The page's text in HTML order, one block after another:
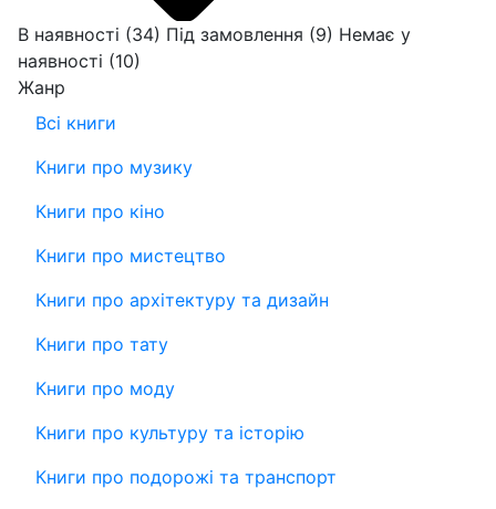
В наявності (34) Під замовлення (9) Немає у
наявності (10)
Жанр
Всі книги
Книги про музику
Книги про кіно
Книги про мистецтво
Книги про архітектуру та дизайн
Книги про тату
Книги про моду
Книги про культуру та історію
Книги про подорожі та транспорт